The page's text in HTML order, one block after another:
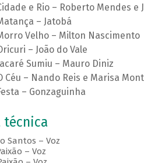
e Rio – Roberto Mendes e
– Jatobá
Velho – Milton Nascimento
– João do Vale
Sumiu – Mauro Diniz
Céu – Nando Reis e Marisa
– Gonzaguinha
técnica
Santos – Voz
– Voz